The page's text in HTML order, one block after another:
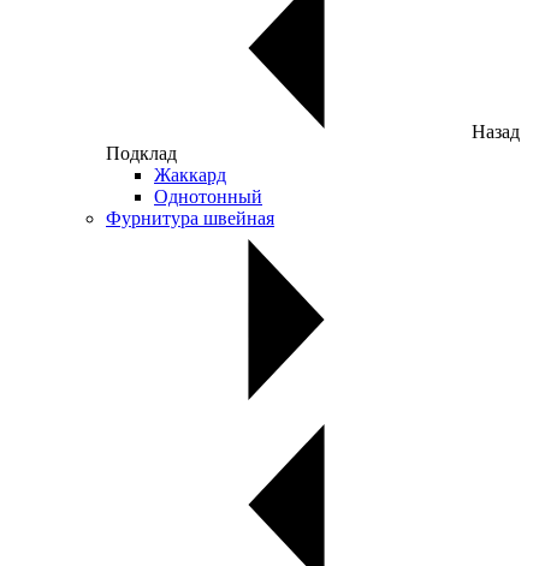
Назад
Подклад
Жаккард
Однотонный
Фурнитура швейная